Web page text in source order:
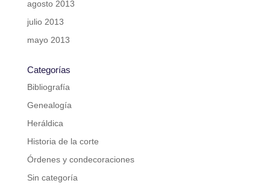
agosto 2013
julio 2013
mayo 2013
Categorías
Bibliografía
Genealogía
Heráldica
Historia de la corte
Órdenes y condecoraciones
Sin categoría